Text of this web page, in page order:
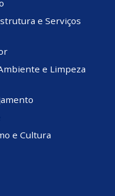
e Serviços
e Limpeza
e Cultura